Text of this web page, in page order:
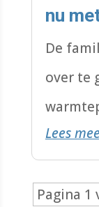
nu
De
over te
dat
Lees
Pagina 1